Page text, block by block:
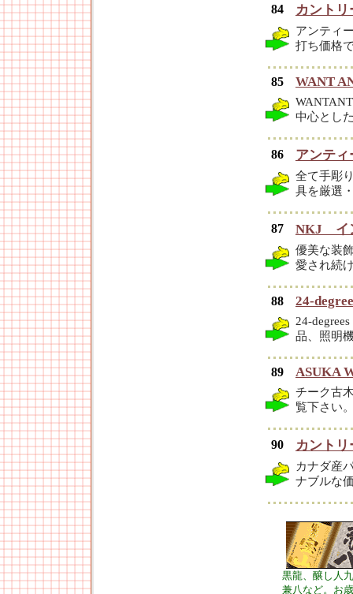
84 カント
アンティ
打ち価格
85 WANT
中心とし
86 アンテ
全て手彫
具を厳選
87 NKJ イ
優美な装
愛され続
88 24-
24-
品、照明
89 ASUKA
チーク古
覧下さい
90 カント
カナダ産
ナブルな
黒龍、醸し人
兼八など。お